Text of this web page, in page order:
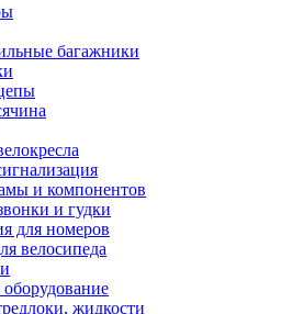
багажники
и компонентов
и гудки
для номеров
велосипеда
жидкости